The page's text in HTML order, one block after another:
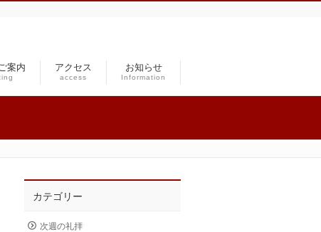
案内 アクセス
access
お知らせ
Information
カテゴリー
次週の礼拝